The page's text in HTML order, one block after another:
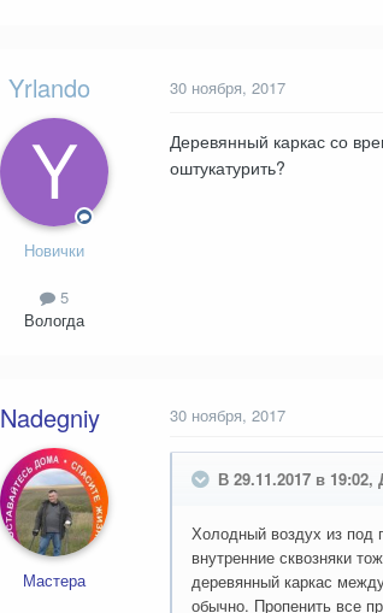
Yrlando
Новички
5
Вологда
30 ноября, 2017
Деревянный каркас со
оштукатурить?
Nadegniy
Мастера
30 ноября, 2017
В 29.11.2017 в 19:02,
Холодный воздух из под
внутренние сквозняки
деревянный каркас
обычно. Пропенить все